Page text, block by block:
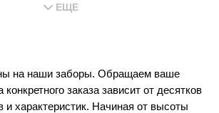
ЕЩЕ
на наши заборы. Обращаем ваше
заказа зависит от десятков
и характеристик. Начиная от высоты